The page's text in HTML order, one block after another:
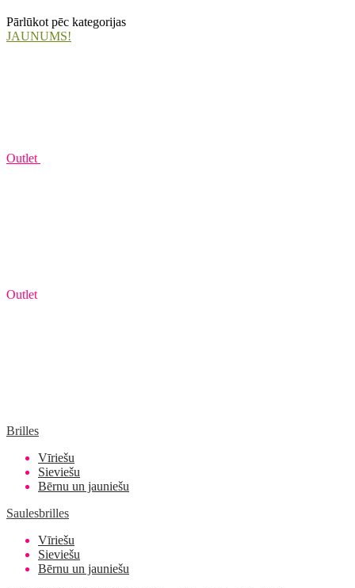
Pārlūkot pēc kategorijas
JAUNUMS!
Outlet
Outlet
Brilles
Vīriešu
Sieviešu
Bērnu un jauniešu
Saulesbrilles
Vīriešu
Sieviešu
Bērnu un jauniešu